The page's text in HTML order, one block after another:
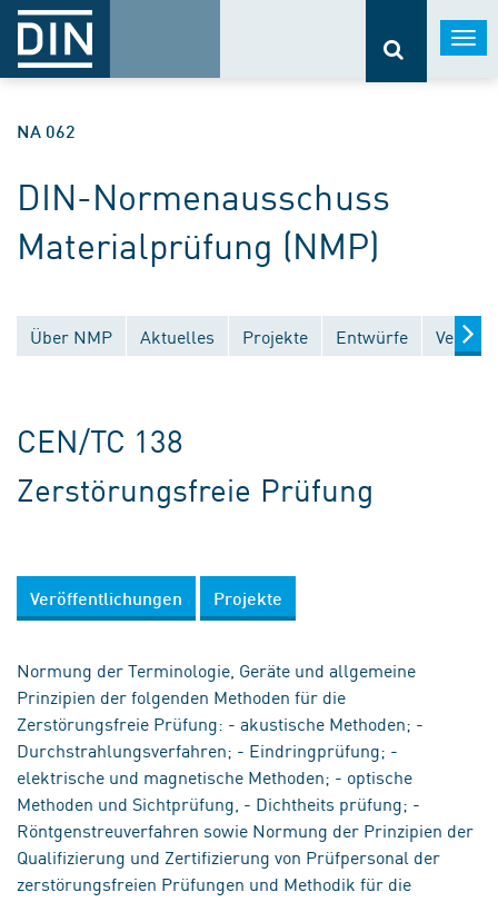
NA 062
DIN-Normenausschuss
Materialprüfung (NMP)
Über NMP Aktuelles Projekte Entwürfe
CEN/TC 138
Zerstörungsfreie Prüfung
Veröffentlichungen Projekte
Normung der Terminologie, Geräte und allgemeine
Prinzipien der folgenden Methoden für die
Zerstörungsfreie Prüfung: - akustische Methoden; -
Durchstrahlungsverfahren; - Eindringprüfung; -
elektrische und magnetische Methoden; - optische
Methoden und Sichtprüfung, - Dichtheits prüfung; -
Röntgenstreuverfahren sowie Normung der Prinzipien der
Qualifizierung und Zertifizierung von Prüfpersonal der
zerstörungsfreien Prüfungen und Methodik für die